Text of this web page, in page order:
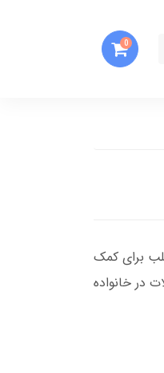
0
برای کمک
در خانواده